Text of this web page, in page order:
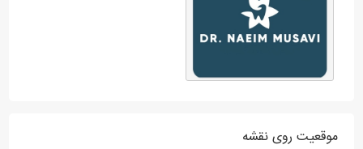
موقعیت روی نقشه